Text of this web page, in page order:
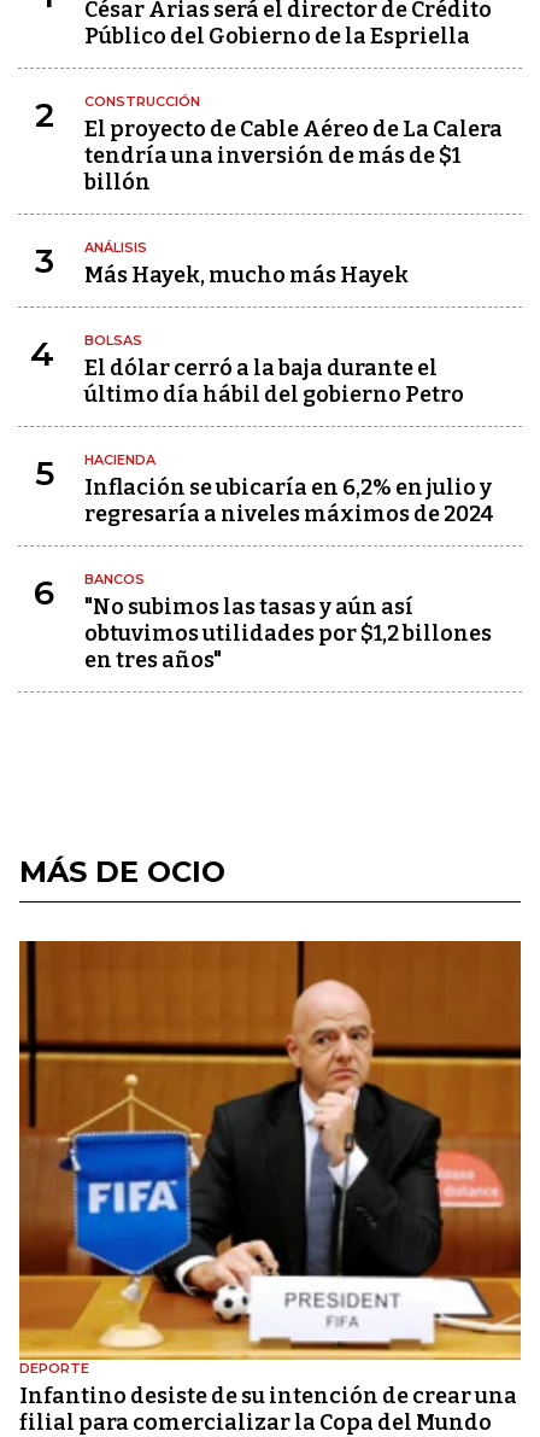
César Arias será el director de Crédito
Público del Gobierno de la Espriella
2 CONSTRUCCIÓN
El proyecto de Cable Aéreo de La Calera
tendría una inversión de más de $1
billón
3 ANÁLISIS
Más Hayek, mucho más Hayek
4 BOLSAS
El dólar cerró a la baja durante el
último día hábil del gobierno Petro
5 HACIENDA
Inflación se ubicaría en 6,2% en julio y
regresaría a niveles máximos de 2024
6 BANCOS
"No subimos las tasas y aún así
obtuvimos utilidades por $1,2 billones
en tres años"
MÁS DE OCIO
DEPORTE
Infantino desiste de su intención de crear una
filial para comercializar la Copa del Mundo